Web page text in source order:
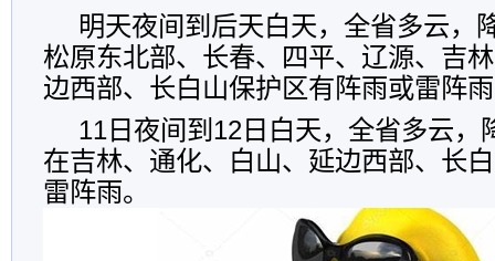
明天夜间到后天白天，全省多云，
松原东北部、长春、四平、辽源、吉
边西部、长白山保护区有阵雨或雷阵
11日夜间到12日白天，全省多云，
在吉林、通化、白山、延边西部、长
雷阵雨。